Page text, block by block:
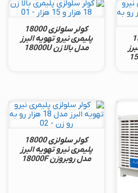
کولر سلولزی 18000
پلیمری نیرو تهویه البرز
مدل بالا زن 18000U
کولر سلولزی 18000
پلیمری نیرو تهویه البرز
مدل روبروزن 18000F